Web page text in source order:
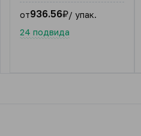
от936.56₽/ упак.
24 подвида